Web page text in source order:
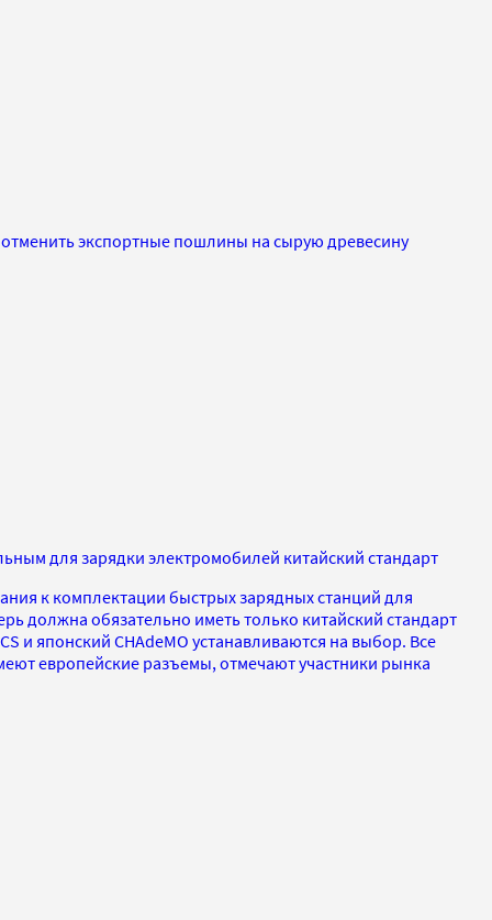
экспортные пошлины на сырую древесину
для зарядки электромобилей китайский стандарт
к комплектации быстрых зарядных станций для
должна обязательно иметь только китайский стандарт
и японский CHAdeMO устанавливаются на выбор. Все
европейские разъемы, отмечают участники рынка